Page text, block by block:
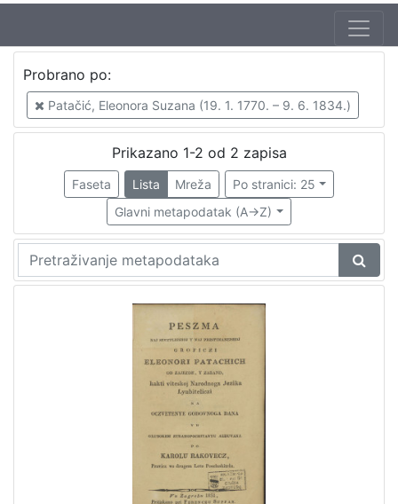
Probrano po:
Patačić, Eleonora Suzana (19. 1. 1770. – 9. 6. 1834.)
Prikazano 1-2 od 2 zapisa
Faseta Lista Mreža
Po stranici: 25
Glavni metapodatak (A->Z)